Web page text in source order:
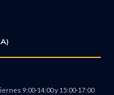
9:00-14:00 y 15:00-17:00